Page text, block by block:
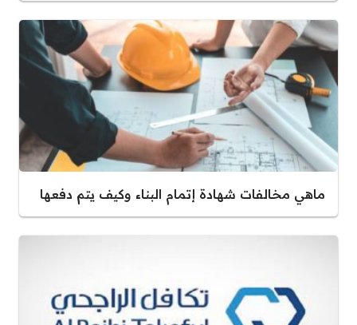
ماهي مخالفات شهادة إتمام البناء وكيف يتم دفعها